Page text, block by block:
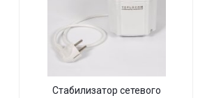
Стабилизатор сетевого